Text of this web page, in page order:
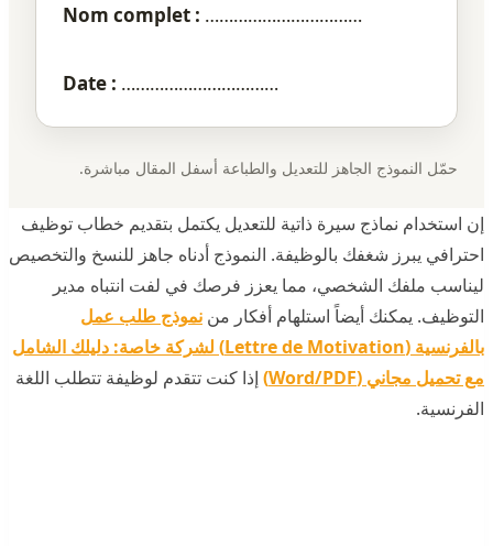
Nom complet : ……………………………
Date : ……………………………
حمّل النموذج الجاهز للتعديل والطباعة أسفل المقال مباشرة.
إن استخدام نماذج سيرة ذاتية للتعديل يكتمل بتقديم خطاب توظيف
احترافي يبرز شغفك بالوظيفة. النموذج أدناه جاهز للنسخ والتخصيص
ليناسب ملفك الشخصي، مما يعزز فرصك في لفت انتباه مدير
التوظيف. يمكنك أيضاً استلهام أفكار من نموذج طلب عمل
بالفرنسية (Lettre de Motivation) لشركة خاصة: دليلك الشامل
مع تحميل مجاني (Word/PDF)
إذا كنت تتقدم لوظيفة تتطلب اللغة
الفرنسية.